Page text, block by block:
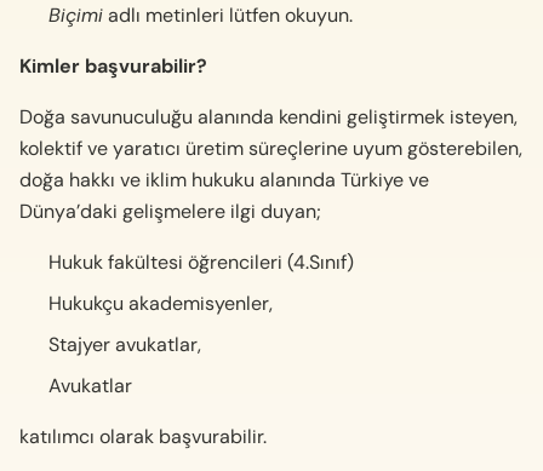
Biçimiadlı metinleri lütfen okuyun.
Kimler başvurabilir?
Doğa savunuculuğu alanında kendini geliştirmek isteyen,
kolektif ve yaratıcı üretim süreçlerine uyum gösterebilen,
doğa hakkı ve iklim hukuku alanında Türkiye ve
Dünya’daki gelişmelere ilgi duyan;
Hukuk fakültesi öğrencileri (4.Sınıf)
Hukukçu akademisyenler,
Stajyer avukatlar,
Avukatlar
katılımcı olarak başvurabilir.